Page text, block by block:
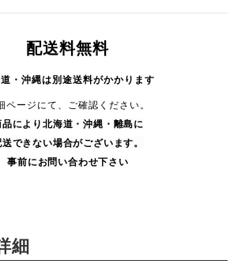
配送料無料
・沖縄は別途送料がかかります
ページにて、ご確認ください。
により北海道・沖縄・ 離島に
できない場合がございます。
事前にお問い合わせ下さい
細